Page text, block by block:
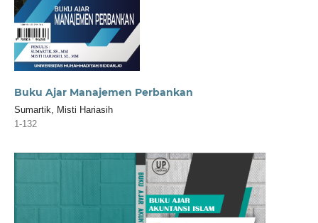
Buku Ajar Manajemen Perbankan
Sumartik, Misti Hariasih
1-132